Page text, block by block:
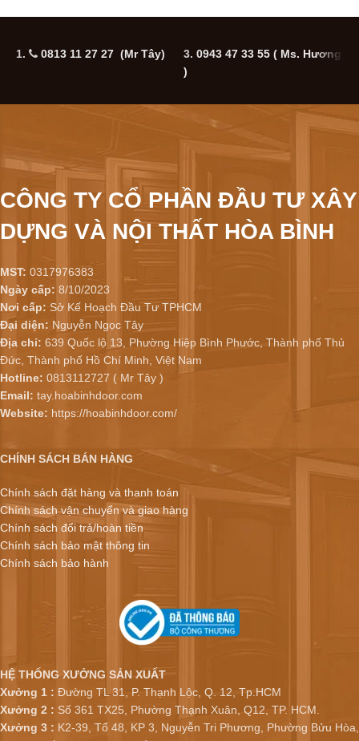
1. 0813 11 27 27 (Mr Tây) 3. 0943 47 33 55 ( Ms. Hương
)
CÔNG TY CỔ PHẦN ĐẦU TƯ XÂY
DỰNG VÀ NỘI THẤT HÒA BÌNH
MST: 0317976383
Ngày cấp: 8/10/2023
Nơi cấp: Sở Kế Hoạch Đầu Tư TPHCM
Đại diện: Nguyễn Ngọc Tây
Địa chỉ: 639 Quốc lộ 13, Phường Hiệp Bình Phước, Thành phố Thủ
Đức, Thành phố Hồ Chí Minh, Việt Nam
Hotline: 0813112727 ( Mr Tây )
Email: tay.hoabinhdoor.com
Website: https://hoabinhdoor.com/
CHÍNH SÁCH BÁN HÀNG
Chính sách đặt hàng và thanh toán
Chính sách vận chuyển và giao hàng
Chính sách đổi trả/hoàn tiền
Chính sách bảo mật thông tin
Chính sách bảo hành
HỆ THỐNG XƯỞNG SẢN XUẤT
Xưởng 1 : Đường TL 31, P. Thạnh Lộc, Q. 12, Tp.HCM
Xưởng 2 : Số 361 TX25, Phường Thạnh Xuân, Q12, TP. HCM.
Xưởng 3 : K2-39, Tổ 48, KP 3, Nguyễn Tri Phương, Phường Bửu Hòa,